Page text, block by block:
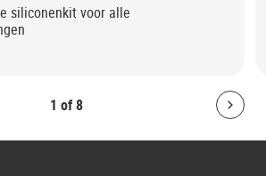
1 of 8
siliconenkit voor alle